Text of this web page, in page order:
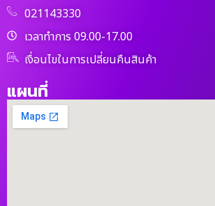
021143330
เวลาทำการ 09.00-17.00
เงื่อนไขในการเปลี่ยนคืนสินค้า
แผนที่